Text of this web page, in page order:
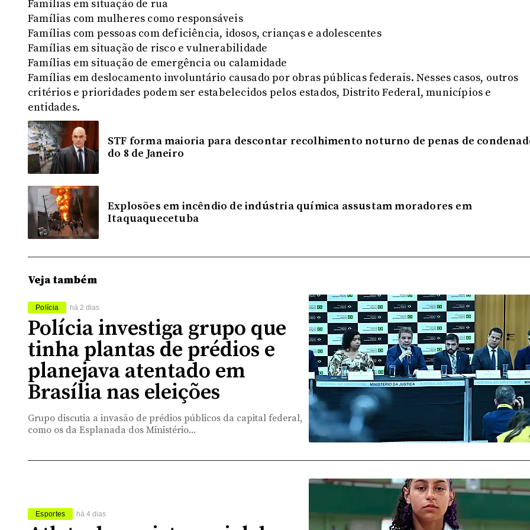
Famílias em situação de rua
Famílias com mulheres como responsáveis
Famílias com pessoas com deficiência, idosos, crianças e adolescentes
Famílias em situação de risco e vulnerabilidade
Famílias em situação de emergência ou calamidade
Famílias em deslocamento involuntário causado por obras públicas federais. Nesses casos, outros
critérios e prioridades podem ser estabelecidos pelos estados, Distrito Federal, municípios e
entidades.
STF forma maioria para descontar recolhimento noturno de penas de
do 8 de Janeiro
Explosões em incêndio de indústria química assustam moradores em
Itaquaquecetuba
Veja também
Polícia há 2 dias
Polícia investiga grupo que
tinha plantas de prédios e
planejava atentado em
Brasília nas eleições
Grupo discutia a invasão de prédios públicos da capital federal,
como os da Esplanada dos Ministério...
Esportes há 4 dias